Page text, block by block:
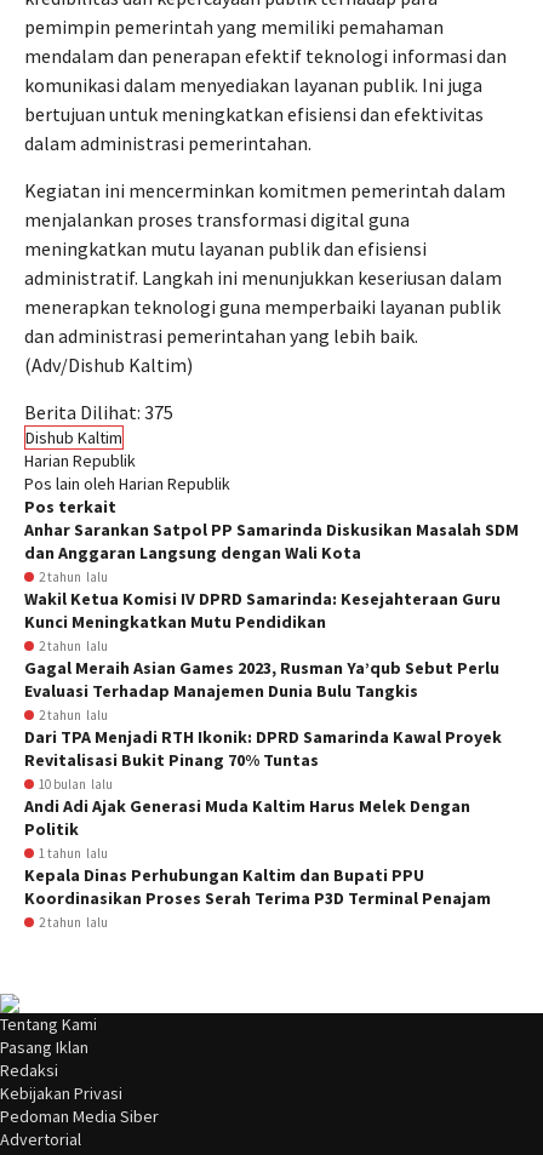
pemimpin pemerintah yang memiliki pemahaman
mendalam dan penerapan efektif teknologi informasi dan
komunikasi dalam menyediakan layanan publik. Ini juga
bertujuan untuk meningkatkan efisiensi dan efektivitas
dalam administrasi pemerintahan.
Kegiatan ini mencerminkan komitmen pemerintah dalam
menjalankan proses transformasi digital guna
meningkatkan mutu layanan publik dan efisiensi
administratif. Langkah ini menunjukkan keseriusan dalam
menerapkan teknologi guna memperbaiki layanan publik
dan administrasi pemerintahan yang lebih baik.
(Adv/Dishub Kaltim)
Berita Dilihat: 375
Dishub Kaltim
Harian Republik
Pos lain oleh Harian Republik
Pos terkait
Anhar Sarankan Satpol PP Samarinda Diskusikan Masalah SDM
dan Anggaran Langsung dengan Wali Kota
2 tahun lalu
Wakil Ketua Komisi IV DPRD Samarinda: Kesejahteraan Guru
Kunci Meningkatkan Mutu Pendidikan
2 tahun lalu
Gagal Meraih Asian Games 2023, Rusman Ya’qub Sebut Perlu
Evaluasi Terhadap Manajemen Dunia Bulu Tangkis
2 tahun lalu
Dari TPA Menjadi RTH Ikonik: DPRD Samarinda Kawal Proyek
Revitalisasi Bukit Pinang 70% Tuntas
10 bulan lalu
Andi Adi Ajak Generasi Muda Kaltim Harus Melek Dengan
Politik
1 tahun lalu
Kepala Dinas Perhubungan Kaltim dan Bupati PPU
Koordinasikan Proses Serah Terima P3D Terminal Penajam
2 tahun lalu
Tentang Kami
Pasang Iklan
Redaksi
Kebijakan Privasi
Pedoman Media Siber
Advertorial